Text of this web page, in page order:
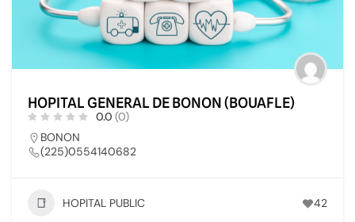
HOPITAL GENERAL DE BONON (BOUAFLE)
0.0 (0)
BONON
(225)0554140682
HOPITAL PUBLIC 42